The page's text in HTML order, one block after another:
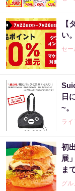
【
い
セー
日
~。
ライ
初
展
ま
グル